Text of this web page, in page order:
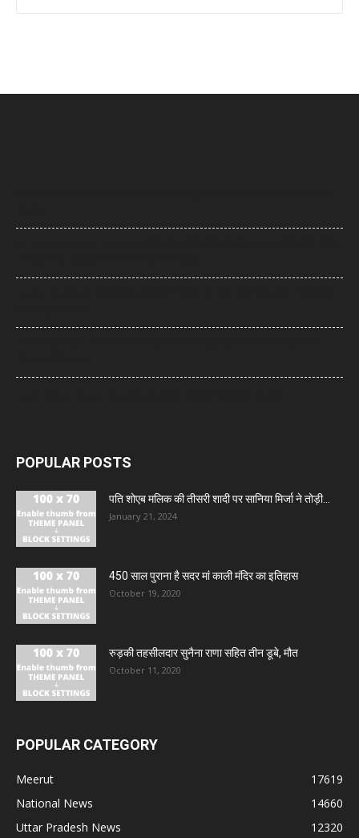
POPULAR POSTS
पति शोएब मलिक की तीसरी शादी पर सानिया मिर्जा ने तोड़ी...
January 21, 2024
450 साल पुराना है सदर मां काली मंदिर का इतिहास
October 19, 2020
रुड़की तहसीलदार सुनैना राणा सहित तीन डूबे, मौत
October 11, 2020
POPULAR CATEGORY
Meerut
17619
National News
14660
Uttar Pradesh News
12320